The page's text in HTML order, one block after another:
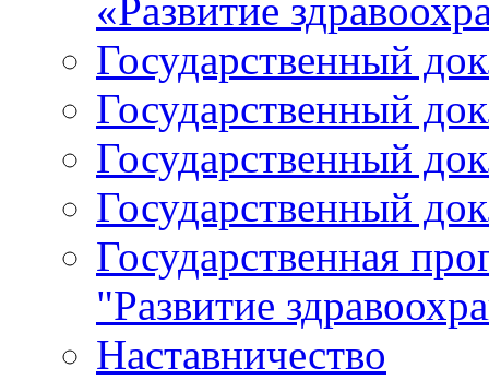
«Развитие
Государственный
Государственный
Государственный
Государственный
Государственная
"Развитие
Наставничество